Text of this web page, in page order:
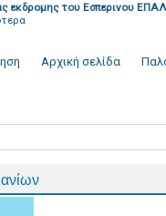
εκδρομης του Εσπερινου
Αρχική σελίδα